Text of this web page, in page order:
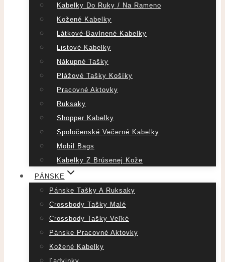
Kabelky Do Ruky / Na Rameno
Kožené Kabelky
Látkové-Bavlnené Kabelky
Listové Kabelky
Nákupné Tašky
Plážové Tašky Košíky
Pracovné Aktovky
Ruksaky
Shopper Kabelky
Spoločenské Večerné Kabelky
Mobil Bags
Kabelky Z Brúsenej Kože
PÁNSKE
Pánske Tašky A Ruksaky
Crossbody Tašky Malé
Crossbody Tašky Veľké
Pánske Pracovné Aktovky
Kožené Kabelky